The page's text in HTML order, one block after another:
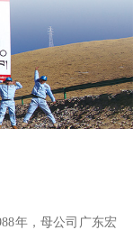
年，母公司广东宏